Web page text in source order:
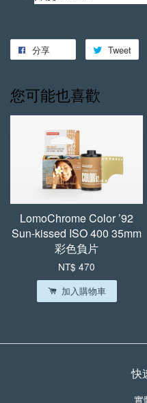
植鞣牛皮傘繩背帶 (一
般款)
NT$ 699
NT$ 750
-
分享 Tweet
您可能也喜歡
LomoChrome Color ’92
Sun-kissed ISO 400 35mm
彩色負片
NT$ 470
加入購物車
快
實